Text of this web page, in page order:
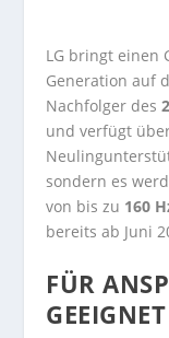
LG bringt einen
Generation auf
Nachfolger des
und verfügt
sondern es
von bis zu 160
bereits ab Juni
FÜR
GEEIGNET